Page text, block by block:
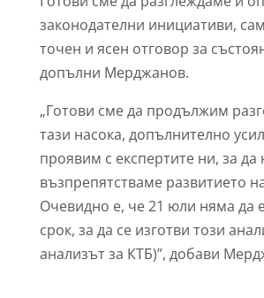
законодателни инициативи,
точен и ясен отговор за
допълни Мерджанов.
„Готови сме да продължим
тази насока, допълнително
проявим с експертите ни, за да
възпрепятстваме развитието
Очевидно е, че 21 юли няма да
срок, за да се изготви този
анализът за КТБ)”, добави